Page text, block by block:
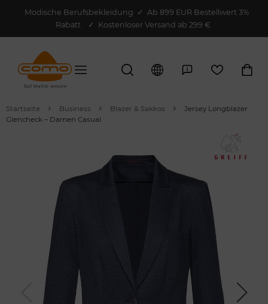
Modische Berufsbekleidung ✓ Ab 899 EUR Bestellwert 3%
Rabatt
✓ Kostenloser Versand ab 299 €
Startseite Business Blazer & Sakkos
Jersey Longblazer
Glencheck – Damen Casual
Next